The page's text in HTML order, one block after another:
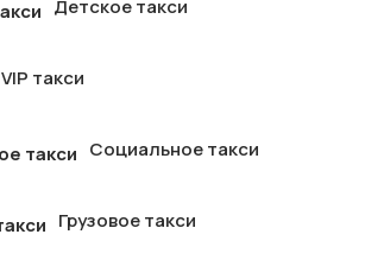
Детское такси
VIP такси
Социальное такси
Грузовое такси